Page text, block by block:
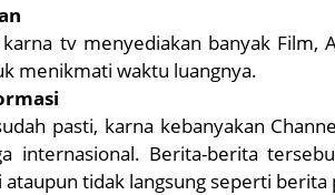
tv menyediakan banyak Film,
menikmati waktu luangnya.
pasti, karna kebanyakan
internasional. Berita-berita
ataupun tidak langsung seperti berita